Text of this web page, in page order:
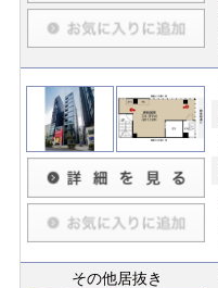
その他居抜き